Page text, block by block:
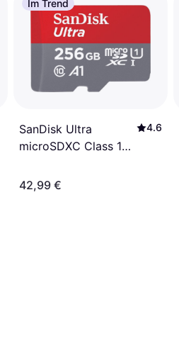
Im Trend
SanDisk Ultra
microSDXC Class 10
256GB
4.6
42,99 €